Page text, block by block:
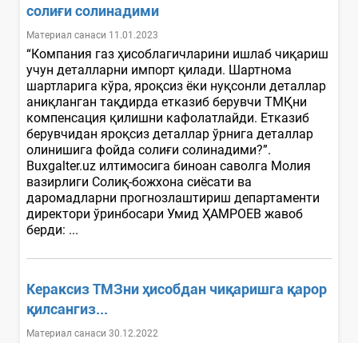
солиғи солинадими
Материал санаси 11.01.2023
“Компания газ ҳисоблагичларини ишлаб чиқариш
учун деталларни импорт қилади. Шартнома
шартларига кўра, яроқсиз ёки нуқсонли деталлар
аниқланган тақдирда етказиб берувчи ТМҚни
компенсация қилишни кафолатлайди. Етказиб
берувчидан яроқсиз деталлар ўрнига деталлар
олинишига фойда солиғи солинадими?”.
Buxgalter.uz илтимосига биноан саволга Молия
вазирлиги Солиқ-божхона сиёсати ва
даромадларни прогнозлаштириш департаменти
директори ўринбосари Умид ҲАМРОЕВ жавоб
берди: ...
Кераксиз ТМЗни ҳисобдан чиқаришга қарор
қилсангиз...
Материал санаси 30.12.2022